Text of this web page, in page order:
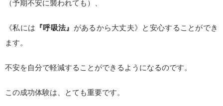
（予期不安に襲われても）、
《私には 『呼吸法』 があるから大丈夫》と安心することができ
ます。
不安を自分で軽減することができるようになるのです。
この成功体験は、とても重要です。